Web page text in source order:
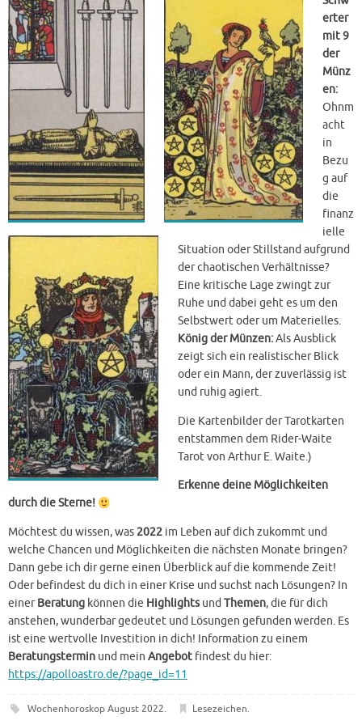
erter
mit 9
der
Münz
en:
Ohnm
acht
in
Bezu
g auf
die
finanz
ielle
Situation oder Stillstand aufgrund
der chaotischen Verhältnisse?
Eine kritische Lage zwingt zur
Ruhe und dabei geht es um den
Selbstwert oder um Materielles.
König der Münzen:Als Ausblick
zeigt sich ein realistischer Blick
oder ein Mann, der zuverlässig ist
und ruhig agiert.
Die Kartenbilder der Tarotkarten
entstammen dem Rider-Waite
Tarot von Arthur E. Waite.)
Erkenne deine Möglichkeiten
durch die Sterne!
Möchtest du wissen, was 2022 im Leben auf dich zukommt und
welche Chancen und Möglichkeiten die nächsten Monate bringen?
Dann gebe ich dir gerne einen Überblick auf die kommende Zeit!
Oder befindest du dich in einer Krise und suchst nach Lösungen? In
einerBeratung können die Highlightsund Themen, die für dich
anstehen, wunderbar gedeutet und Lösungen gefunden werden. Es
ist eine wertvolle Investition in dich! Information zu einem
Beratungstermin und mein Angebot findest du hier:
https://apolloastro.de/?page_id=11
Wochenhoroskop August 2022. Lesezeichen.